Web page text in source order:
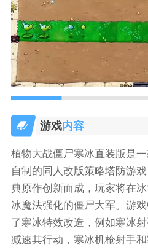
游戏内容
植物大战僵尸寒冰直装版是
自制的同人改版策略塔防游戏
典原作创新而成，玩家将在
冰魔法强化的僵尸大军。游
了寒冰特效改造，例如寒冰
减速其行动，寒冰机枪射手